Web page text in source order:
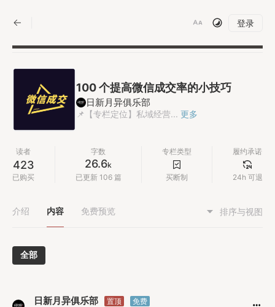
登录
100 个提高微信成交率的小技巧
日新月异俱乐部
📌【专栏定位】私域经营... 更多
读者
423
已购买
字数
26.6k
已更新 106 篇
专栏类型
买断制
履约承诺
24h 可退
介绍 内容 免费预览 排序与视图
全部
日新月异俱乐部 置顶
免费